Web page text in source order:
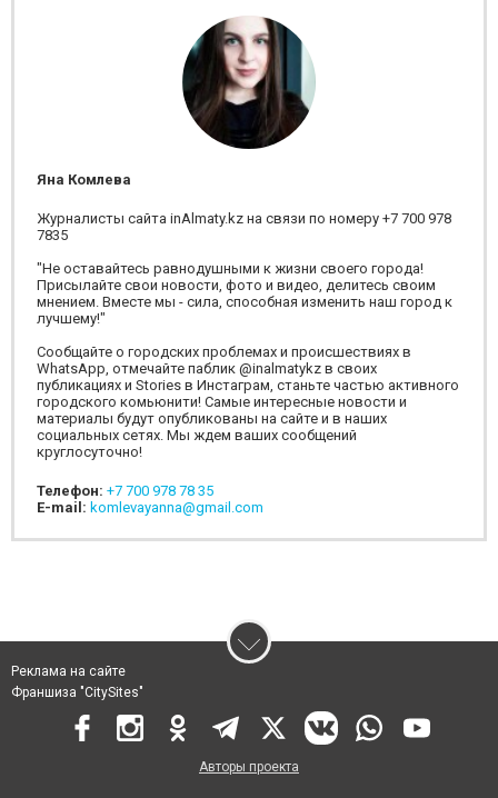
Яна Комлева
Журналисты сайта inAlmaty.kz на связи по номеру +7 700 978
7835
"Не оставайтесь равнодушными к жизни своего города!
Присылайте свои новости, фото и видео, делитесь своим
мнением. Вместе мы - сила, способная изменить наш город к
лучшему!"
Сообщайте о городских проблемах и происшествиях в
WhatsApp, отмечайте паблик @inalmatykz в своих
публикациях и Stories в Инстаграм, станьте частью активного
городского комьюнити! Самые интересные новости и
материалы будут опубликованы на сайте и в наших
социальных сетях. Мы ждем ваших сообщений
круглосуточно!
Телефон: +7 700 978 78 35
E-mail: komlevayanna@gmail.com
Реклама на сайте
Франшиза "CitySites"
Авторы проекта